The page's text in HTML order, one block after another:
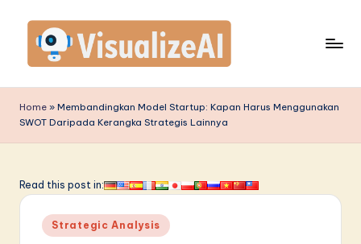
content
is
u
li
Home » Membandingkan Model Startup: Kapan Harus Menggunakan
SWOT Daripada Kerangka Strategis Lainnya
Read this post in:
Posted
in
Strategic Analysis